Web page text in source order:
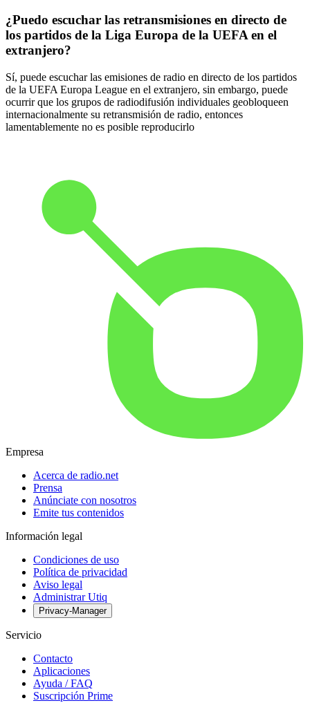
¿Puedo escuchar las retransmisiones en directo de
los partidos de la Liga Europa de la UEFA en el
extranjero?
Sí, puede escuchar las emisiones de radio en directo de los partidos
de la UEFA Europa League en el extranjero, sin embargo, puede
ocurrir que los grupos de radiodifusión individuales geobloqueen
internacionalmente su retransmisión de radio, entonces
lamentablemente no es posible reproducirlo
Empresa
Acerca de radio.net
Prensa
Anúnciate con nosotros
Emite tus contenidos
Información legal
Condiciones de uso
Política de privacidad
Aviso legal
Administrar Utiq
Privacy-Manager
Servicio
Contacto
Aplicaciones
Ayuda / FAQ
Suscripción Prime